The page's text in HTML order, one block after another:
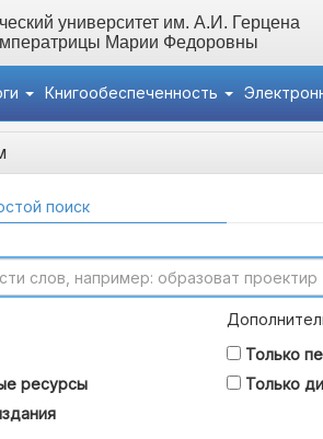
университет им. А.И. Герцена
Марии Федоровны
Книгообеспеченность
поиск
ресурсы
Только
Только